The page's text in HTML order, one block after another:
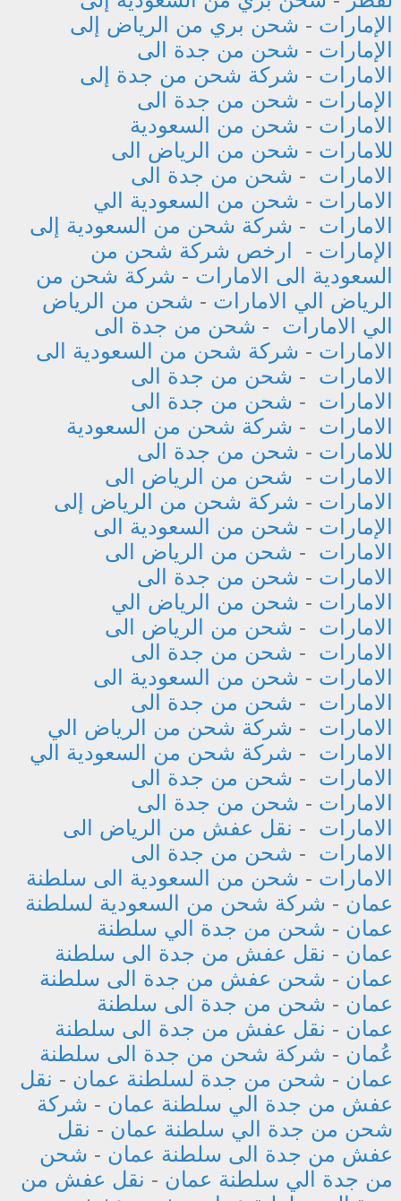
الإمارات - شحن بري من الرياض إلى
الإمارات - شحن من جدة الى
الامارات - شركة شحن من جدة إلى
الإمارات - شحن من جدة الى
الامارات - شحن من السعودية
للامارات - شحن من الرياض الى
الامارات - شحن من جدة الى
الامارات - شحن من السعودية الي
الامارات - شركة شحن من السعودية إلى
الإمارات -
ارخص شركة شحن من
السعودية الى الامارات - شركة شحن من
الرياض الي الامارات - شحن من الرياض
الي الامارات - شحن من جدة الى
الامارات - شركة شحن من السعودية الى
الامارات - شحن من جدة الى
الامارات - شحن من جدة الى
الامارات - شركة شحن من السعودية
للامارات - شحن من جدة الى
الامارات - شحن من الرياض الى
الامارات - شركة شحن من الرياض إلى
الإمارات - شحن من السعودية الى
الامارات - شحن من الرياض الى
الامارات - شحن من جدة الى
الامارات - شحن من الرياض الي
الامارات - شحن من الرياض الى
الامارات - شحن من جدة الى
الامارات - شحن من السعودية الى
الامارات - شحن من جدة الى
الامارات - شركة شحن من الرياض الي
الامارات - شركة شحن من السعودية الي
الامارات - شحن من جدة الى
الامارات - شحن من جدة الى
الامارات - نقل عفش من الرياض الى
الامارات - شحن من جدة الى
الامارات - شحن من السعودية الى سلطنة
عمان - شركة شحن من السعودية لسلطنة
عمان - شحن من جدة الي سلطنة
عمان - نقل عفش من جدة الى سلطنة
عمان - شحن عفش من جدة الى سلطنة
عمان - شحن من جدة الى سلطنة
عمان - نقل عفش من جدة الى سلطنة
عُمان - شركة شحن من جدة الى سلطنة
عمان - شحن من جدة لسلطنة عمان - نقل
عفش من جدة الي سلطنة عمان - شركة
شحن من جدة الي سلطنة عمان - نقل
عفش من جدة الى سلطنة عمان - شحن
من جدة الي سلطنة عمان - نقل عفش من